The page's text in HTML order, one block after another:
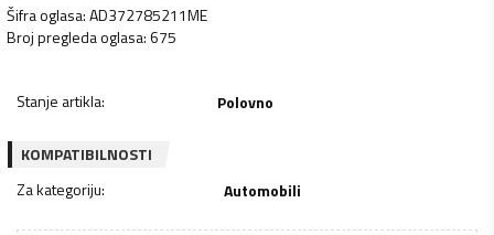
Šifra oglasa:AD372785211ME
Broj pregleda oglasa:675
Stanje artikla: Polovno
KOMPATIBILNOSTI
Za kategoriju: Automobili